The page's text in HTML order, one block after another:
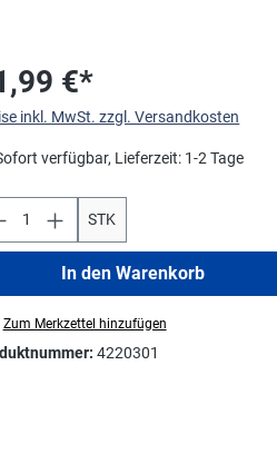
€*
inkl. MwSt. zzgl. Versandkosten
verfügbar, Lieferzeit: 1-2 Tage
STK
In den Warenkorb
Zum Merkzettel hinzufügen
4220301